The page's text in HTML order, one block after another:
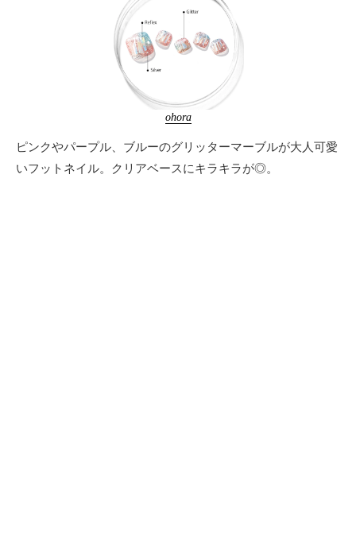
ohora
ピンクやパープル、ブルーのグリッターマーブルが大人可愛
いフットネイル。クリアベースにキラキラが◎。